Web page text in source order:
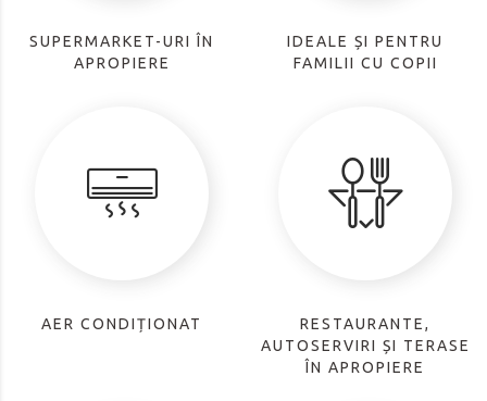
SUPERMARKET-URI ÎN
APROPIERE
IDEALE ȘI PENTRU
FAMILII CU COPII
AER CONDIȚIONAT
RESTAURANTE,
AUTOSERVIRI ȘI TERASE
ÎN APROPIERE